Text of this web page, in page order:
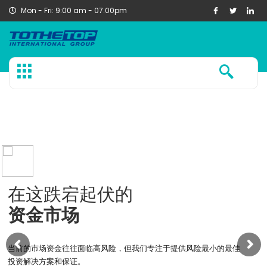
Mon - Fri: 9:00 am - 07.00pm
在这跌宕起伏的
资金市场
当前的市场资金往往面临高风险，但我们专注于提供风险最小的最佳
投资解决方案和保证。